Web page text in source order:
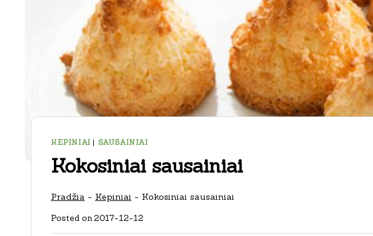
KEPINIAI | SAUSAINIAI
Kokosiniai sausainiai
Pradžia - Kepiniai - Kokosiniai sausainiai
Posted on2017-12-12